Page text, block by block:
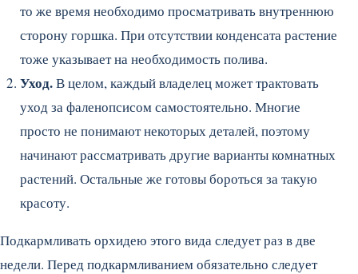
то же время необходимо просматривать внутреннюю
сторону горшка. При отсутствии конденсата растение
тоже указывает на необходимость полива.
Уход.В целом, каждый владелец может трактовать
уход за фаленопсисом самостоятельно. Многие
просто не понимают некоторых деталей, поэтому
начинают рассматривать другие варианты комнатных
растений. Остальные же готовы бороться за такую
красоту.
Подкармливать орхидею этого вида следует раз в две
недели. Перед подкармливанием обязательно следует